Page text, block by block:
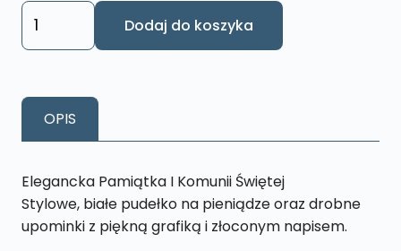
ilość
Pudełko
Komunię
Świętą
na
pieniądze
PK11
Dodaj do koszyka
OPIS
Elegancka Pamiątka I Komunii Świętej
Stylowe, białe pudełko na pieniądze oraz drobne
upominki z piękną grafiką i złoconym napisem.